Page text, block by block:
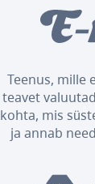
Teenus, mille
teavet
kohta, mis
ja annab